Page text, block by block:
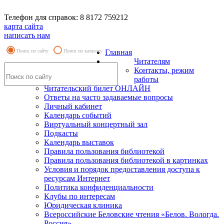
Телефон для справок: 8 8172 759212
карта сайта
написать нам
Поиск по сайту Поиск по каталогу Главная
Читателям
Контакты, режим
работы
Читательский билет ОНЛАЙН
Ответы на часто задаваемые вопросы
Личный кабинет
Календарь событий
Виртуальный концертный зал
Подкасты
Календарь выставок
Правила пользования библиотекой
Правила пользования библиотекой в картинках
Условия и порядок предоставления доступа к
ресурсам Интернет
Политика конфиденциальности
Клубы по интересам
Юридическая клиника
Всероссийские Беловские чтения «Белов. Вологда.